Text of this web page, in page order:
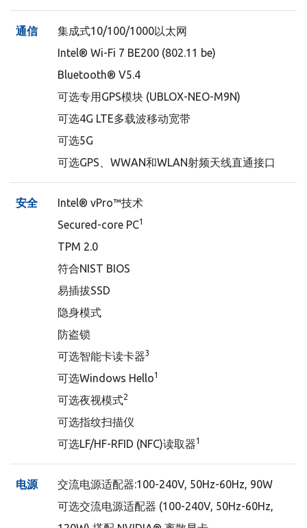
通信
集成式10/100/1000以太网
Intel® Wi-Fi 7 BE200 (802.11 be)
Bluetooth® V5.4
可选专用GPS模块 (UBLOX-NEO-M9N)
可选4G LTE多载波移动宽带
可选5G
可选GPS、WWAN和WLAN射频天线直通接口
安全
Intel® vPro™技术
Secured-core PC1
TPM 2.0
符合NIST BIOS
易插拔SSD
隐身模式
防盗锁
可选智能卡读卡器3
可选Windows Hello1
可选夜视模式2
可选指纹扫描仪
可选LF/HF-RFID (NFC)读取器1
电源
交流电源适配器:100-240V, 50Hz-60Hz, 90W
可选交流电源适配器 (100-240V, 50Hz-60Hz,